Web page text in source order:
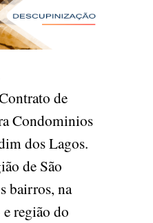
de
Condominios
dos Lagos.
de São
bairros, na
região do